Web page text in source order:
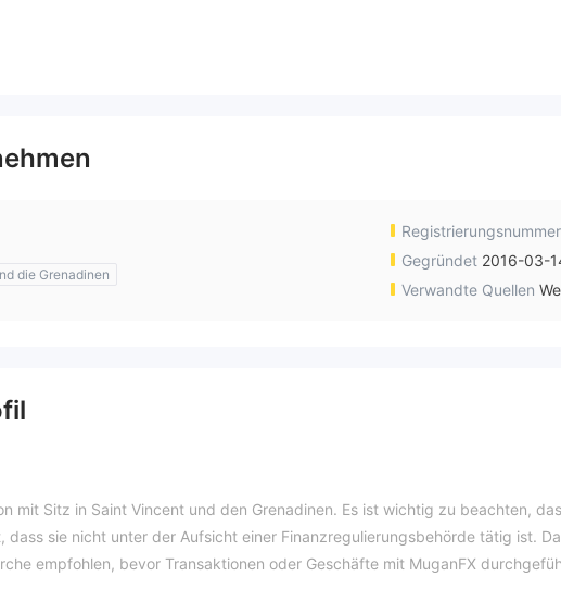
die Grenadinen
Registrierungsnummer
Gegründet 2016-03-
Verwandte Quellen
mit Sitz in Saint Vincent und den Grenadinen. Es ist wichtig zu beachten,
dass sie nicht unter der Aufsicht einer Finanzregulierungsbehörde tätig ist.
empfohlen, bevor Transaktionen oder Geschäfte mit MuganFX